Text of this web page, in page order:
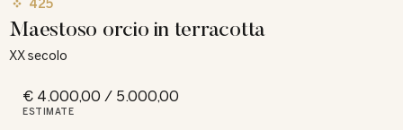
425
Maestoso orcio in terracotta
XX secolo
€ 4.000,00 / 5.000,00
ESTIMATE